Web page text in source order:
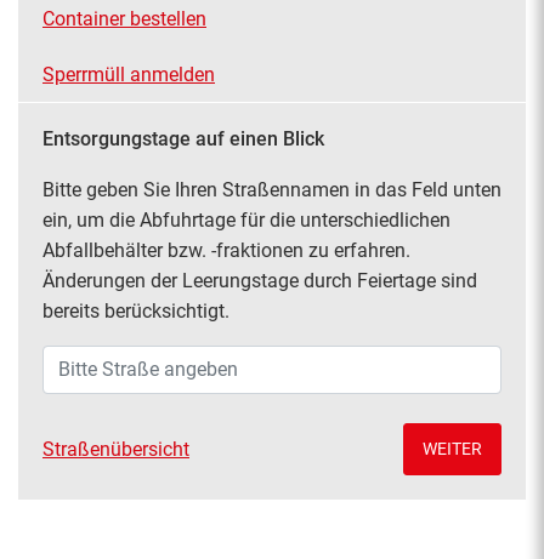
Container bestellen
Sperrmüll anmelden
Entsorgungstage auf einen Blick
Bitte geben Sie Ihren Straßennamen in das Feld unten
ein, um die Abfuhrtage für die unterschiedlichen
Abfallbehälter bzw. -fraktionen zu erfahren.
Änderungen der Leerungstage durch Feiertage sind
bereits berücksichtigt.
Straßen
Straßenübersicht WEITER